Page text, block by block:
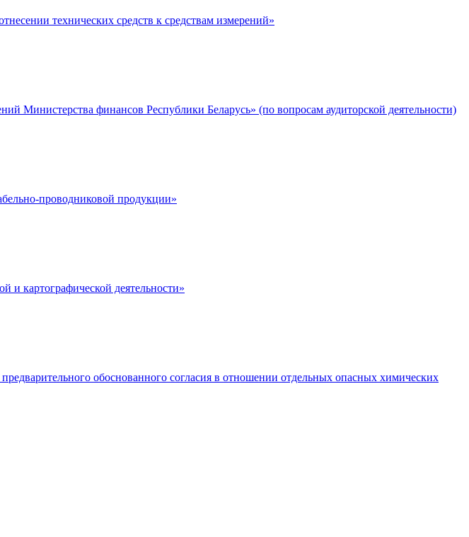
технических средств к средствам измерений»
Министерства финансов Республики Беларусь» (по вопросам аудиторской деятельности)
проводниковой продукции»
и картографической деятельности»
обоснованного согласия в отношении отдельных опасных химических